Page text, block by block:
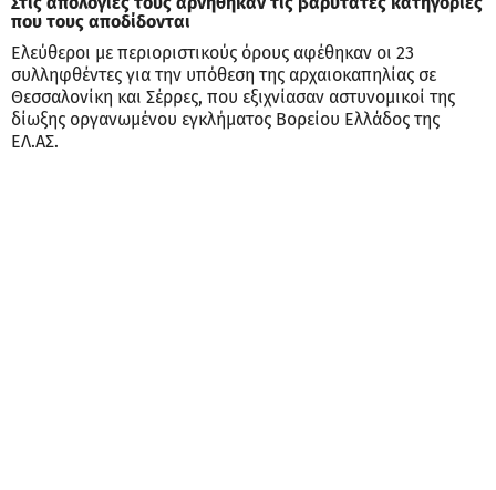
που τους αποδίδονται
Ελεύθεροι με περιοριστικούς όρους αφέθηκαν οι 23
συλληφθέντες για την υπόθεση της αρχαιοκαπηλίας σε
Θεσσαλονίκη και Σέρρες, που εξιχνίασαν αστυνομικοί της
δίωξης οργανωμένου εγκλήματος Βορείου Ελλάδος της
ΕΛ.ΑΣ.